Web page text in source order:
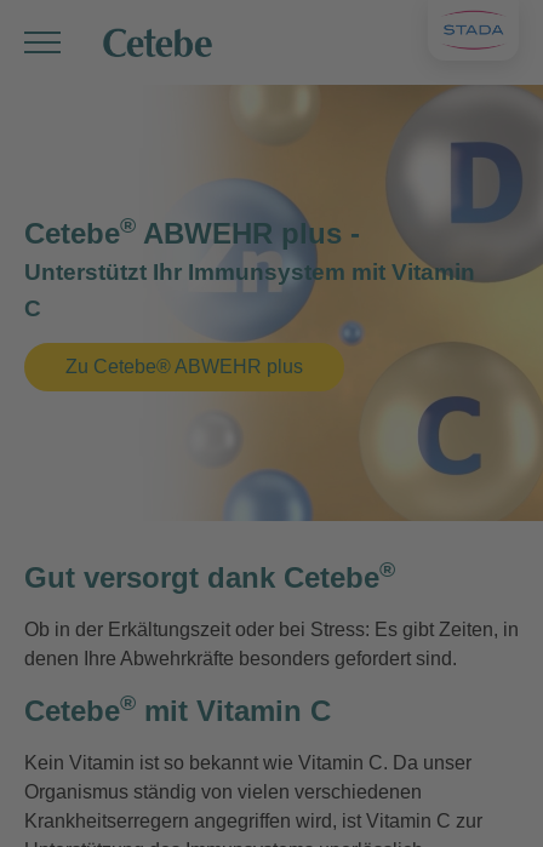
Cetebe® ABWEHR plus -
Unterstützt Ihr Immunsystem mit Vitamin
C
Zu Cetebe® ABWEHR plus
Gut versorgt dank Cetebe®
Ob in der Erkältungszeit oder bei Stress: Es gibt Zeiten, in
denen Ihre Abwehrkräfte besonders gefordert sind.
Cetebe® mit Vitamin C
Kein Vitamin ist so bekannt wie Vitamin C. Da unser
Organismus ständig von vielen verschiedenen
Krankheitserregern angegriffen wird, ist Vitamin C zur